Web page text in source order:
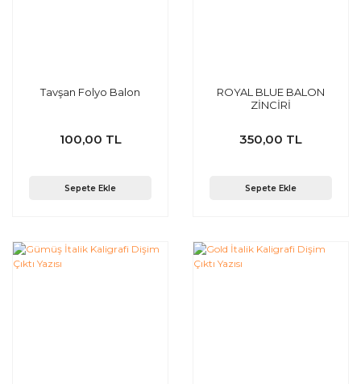
Tavşan Folyo Balon
100,00 TL
Sepete Ekle
ROYAL BLUE BALON
ZİNCİRİ
350,00 TL
Sepete Ekle